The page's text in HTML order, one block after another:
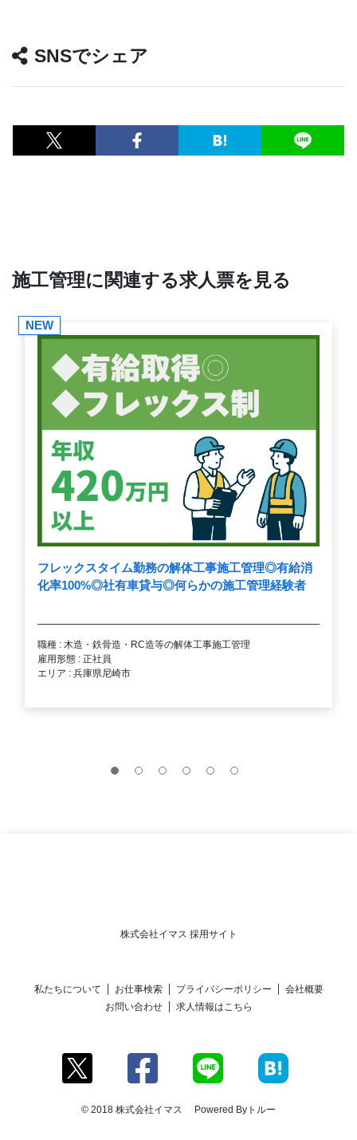
SNSでシェア
施工管理に関連する求人票を見る
NEW
フレックスタイム勤務の解体工事施工管理◎有給消
化率100%◎社有車貸与◎何らかの施工管理経験者
職種 : 木造・鉄骨造・RC造等の解体工事施工管理
雇用形態 : 正社員
エリア : 兵庫県尼崎市
株式会社イマス 採用サイト
私たちについて お仕事検索 プライバシーポリシー
会社概要
お問い合わせ
求人情報はこちら
© 2018 株式会社イマス Powered By トルー